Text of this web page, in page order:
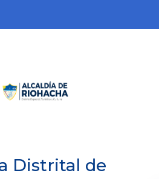
Distrital de